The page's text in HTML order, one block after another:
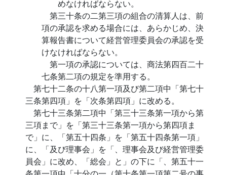
めなければならない。
第三十条の二第三項の組合の清算人は、前
項の承認を求める場合には、あらかじめ、決
算報告書について経営管理委員会の承認を受
けなければならない。
第一項の承認については、商法第四百二十
七条第二項の規定を準用する。
第七十二条の十八第一項及び第二項中「第七十
三条第四項」を「次条第四項」に改める。
第七十三条第二項中「第三十三条第一項から第
三項まで」を「第三十三条第一項から第四項ま
で」に、「第五十四条」を「第五十四条第一項」
に、「及び理事会」を「、理事会及び経営管理委
員会」に改め、「総会」と」の下に「、第五十一